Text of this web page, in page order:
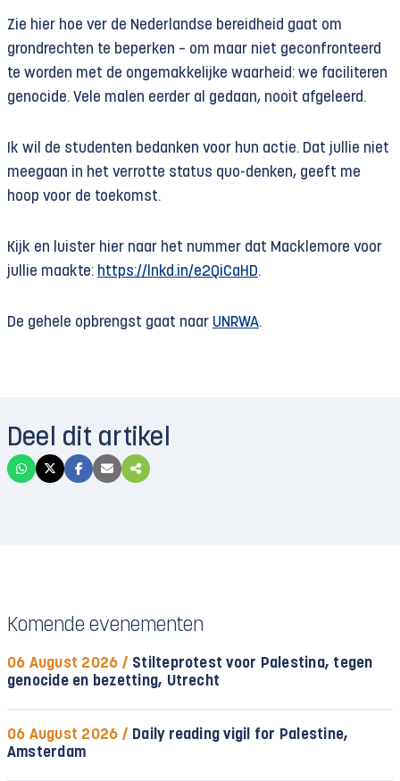
Zie hier hoe ver de Nederlandse bereidheid gaat om
grondrechten te beperken – om maar niet geconfronteerd
te worden met de ongemakkelijke waarheid: we faciliteren
genocide. Vele malen eerder al gedaan, nooit afgeleerd.
Ik wil de studenten bedanken voor hun actie. Dat jullie niet
meegaan in het verrotte status quo-denken, geeft me
hoop voor de toekomst.
Kijk en luister hier naar het nummer dat Macklemore voor
jullie maakte: https://lnkd.in/e2QiCaHD.
De gehele opbrengst gaat naar UNRWA.
Deel dit artikel
Komende evenementen
06 August 2026 / Stilteprotest voor Palestina, tegen
genocide en bezetting, Utrecht
06 August 2026 / Daily reading vigil for Palestine,
Amsterdam